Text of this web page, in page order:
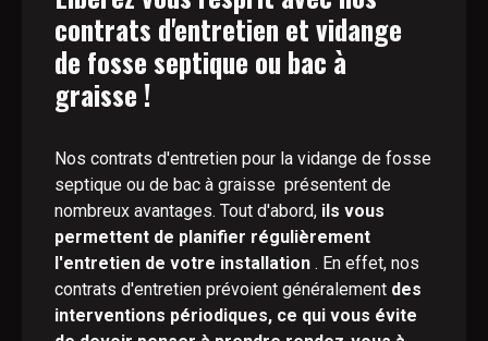
contrats d'entretien et vidange
de fosse septique ou bac à
graisse !
Nos contrats d'entretien pour la vidange de fosse
septique ou de bac à graisse présentent de
nombreux avantages. Tout d'abord, ils vous
permettent de planifier régulièrement
l'entretien de votre installation . En effet, nos
contrats d'entretien prévoient généralement des
interventions périodiques, ce qui vous évite